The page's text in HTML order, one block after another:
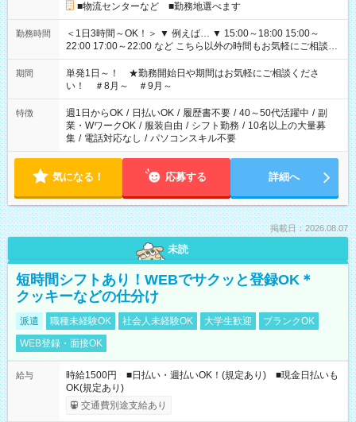
■物流センターなど ■勤務地選べます
勤務時間
＜1日3時間～OK！＞ ▼ 例えば… ▼ 15:00～18:00 15:00～
22:00 17:00～22:00 など こちら以外の時間もお気軽にご相談く
ださい！
期間
単発1日～！ ★勤務開始日や期間はお気軽にご相談くださ
い！ ＃8月～ ＃9月～
特徴 週1日からOK / 日払いOK / 履歴書不要 / 40～50代活躍中 / 副
業・WワークOK / 服装自由 / シフト勤務 / 10名以上の大量募
集 / 電話対応なし / パソコンスキル不要
気になる！ 応募する 詳細へ
掲載日：2026.08.07
未読
短時間シフトあり！WEBでサクッと登録OK＊
クッキーなどの仕分け
派遣 職種未経験OK 社会人未経験OK 大学生歓迎
ブランクOK
WEB登録・面接OK
給与
時給1500円 ■日払い・週払いOK！(規定あり) ■現金日払いも
OK(規定あり)
交通費別途支給あり